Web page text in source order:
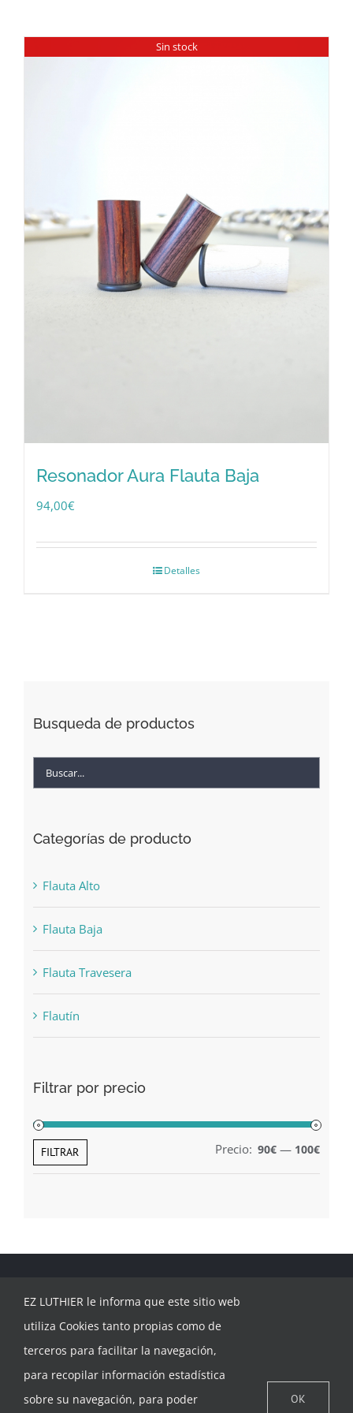
Sin stock
Resonador Aura Flauta Baja
94,00€
Detalles
Busqueda de productos
Categorías de producto
Flauta Alto
Flauta Baja
Flauta Travesera
Flautín
Filtrar por precio
Precio
Precio
FILTRAR Precio: 90€ — 100€
EZ LUTHIER le informa que este sitio web
utiliza Cookies tanto propias como de
terceros para facilitar la navegación,
para recopilar información estadística
sobre su navegación, para poder
OK